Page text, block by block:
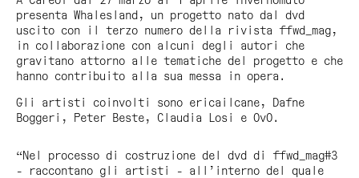
presenta Whalesland, un progetto nato dal dvd
uscito con il terzo numero della rivista ffwd_mag,
in collaborazione con alcuni degli autori che
gravitano attorno alle tematiche del progetto e che
hanno contribuito alla sua messa in opera.
Gli artisti coinvolti sono ericailcane, Dafne
Boggeri, Peter Beste, Claudia Losi e OvO.
“Nel processo di costruzione del dvd di ffwd_mag#3
- raccontano gli artisti - all’interno del quale